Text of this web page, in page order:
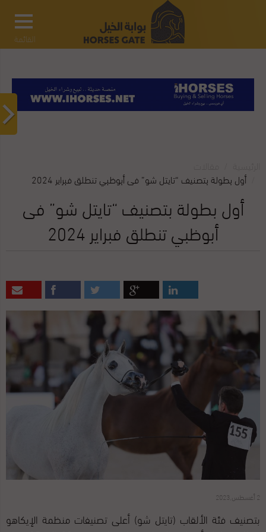
القائمة
أول بطولة بتصنيف “تايتل شو” فى أبوظبي تنطلق فبراير 2024
أول بطولة بتصنيف “تايتل شو” فى
أبوظبي تنطلق فبراير 2024
2 أغسطس,2023
بتصنيف فئة الألقاب (تايتل شو) أعلى تصنيفات منظمة الإيكاهو